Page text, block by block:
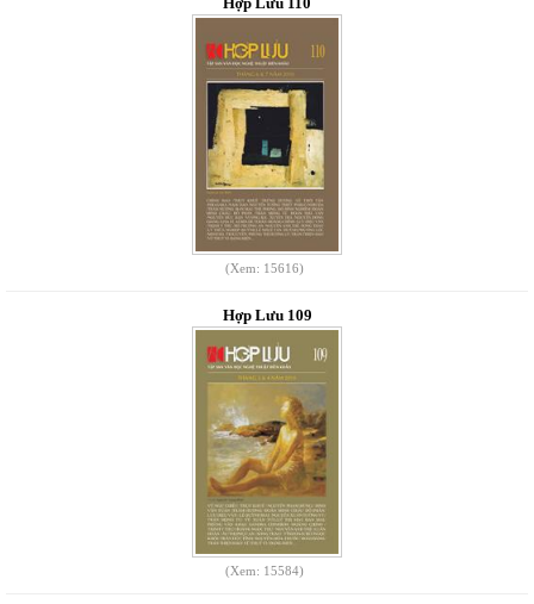
(Xem: 15616)
Hợp Lưu 109
(Xem: 15584)